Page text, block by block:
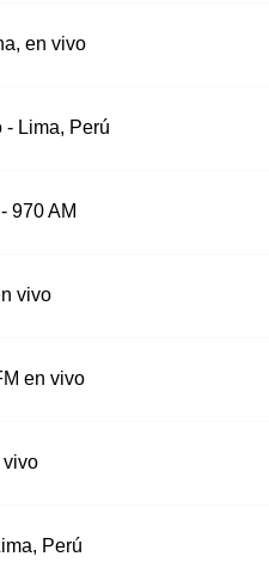
en vivo
- Lima, Perú
970 AM
vivo
en vivo
vivo
Perú